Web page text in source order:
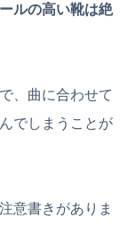
ルの高い靴は絶
、曲に合わせて
でしまうことが
意書きがありま